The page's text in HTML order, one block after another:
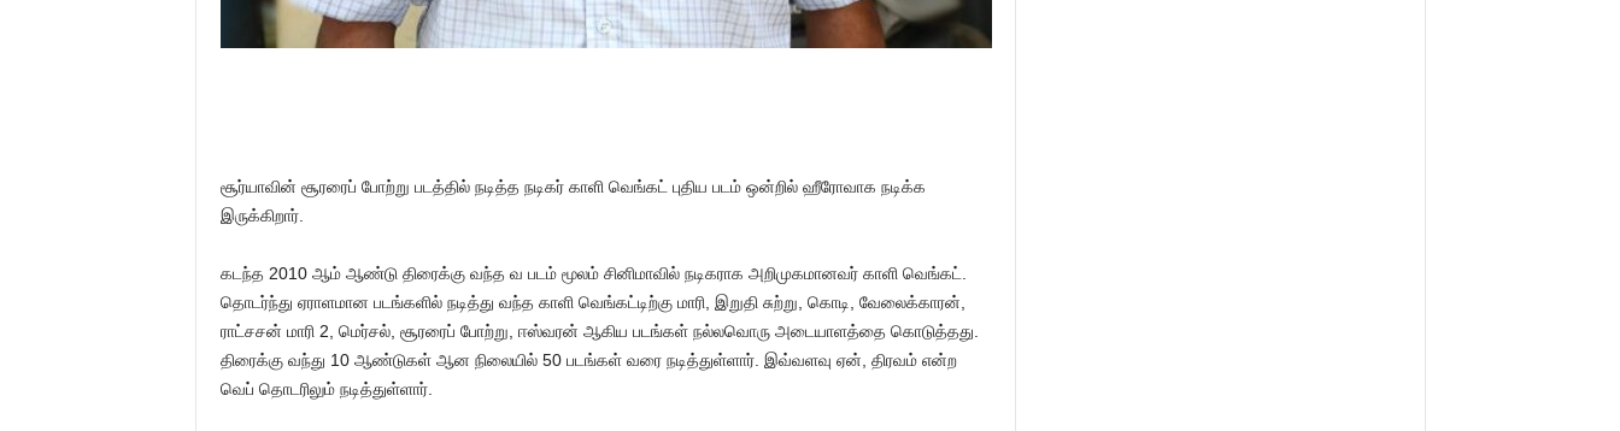
சூர்யாவின் சூரரைப் போற்று படத்தில் நடித்த நடிகர் காளி வெங்கட் புதிய படம் ஒன்றில் ஹீரோவாக நடிக்க
இருக்கிறார்.
கடந்த 2010 ஆம் ஆண்டு திரைக்கு வந்த வ படம் மூலம் சினிமாவில் நடிகராக அறிமுகமானவர் காளி வெங்கட்.
தொடர்ந்து ஏராளமான படங்களில் நடித்து வந்த காளி வெங்கட்டிற்கு மாரி, இறுதி சுற்று, கொடி, வேலைக்காரன்,
ராட்சசன் மாரி 2, மெர்சல், சூரரைப் போற்று, ஈஸ்வரன் ஆகிய படங்கள் நல்லவொரு அடையாளத்தை கொடுத்தது.
திரைக்கு வந்து 10 ஆண்டுகள் ஆன நிலையில் 50 படங்கள் வரை நடித்துள்ளார். இவ்வளவு ஏன், திரவம் என்ற
வெப் தொடரிலும் நடித்துள்ளார்.